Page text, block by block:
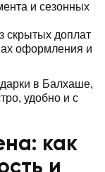
и сезонных
скрытых доплат
оформления и
в Балхаше,
удобно и с
как
и